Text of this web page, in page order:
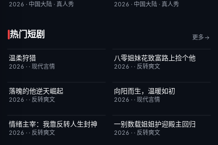
2026 · 中国大陆 · 真人秀 2026 · 中国大陆 · 真人秀
热门短剧 更多
已完结
温柔狩猎
2026 · · 现代言情
已完结
八零姐妹花致富路上捡个他
2026 · · 反转爽文
已完结
落魄的他逆天崛起
2026 · · 反转爽文
已完结
向阳而生，温暖如初
2026 · · 现代言情
已完结 7.0
情绪主宰：我靠反转人生封神
2026 · · 反转爽文
已完结
一别数载姐姐护迎殿主回归
2026 · · 反转爽文